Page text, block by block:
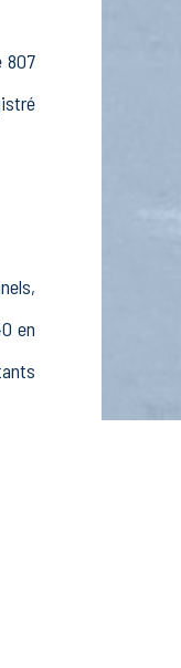
807
en